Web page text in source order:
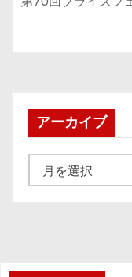
アーカイブ
ー